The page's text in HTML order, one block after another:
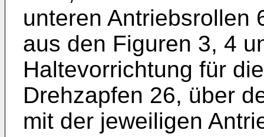
unteren Antriebsrollen
aus den Figuren 3, 4
Haltevorrichtung für
Drehzapfen 26, über
mit der jeweiligen